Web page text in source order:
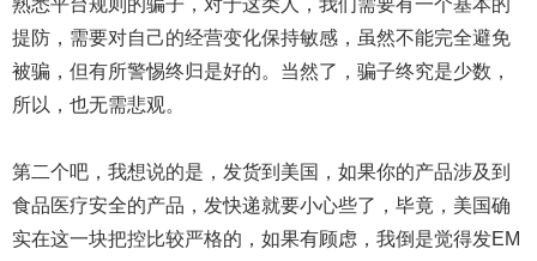
熟悉平台规则的骗子，对于这类人，我们需要有一个基本的
提防，需要对自己的经营变化保持敏感，虽然不能完全避免
被骗，但有所警惕终归是好的。当然了，骗子终究是少数，
所以，也无需悲观。
第二个吧，我想说的是，发货到美国，如果你的产品涉及到
食品医疗安全的产品，发快递就要小心些了，毕竟，美国确
实在这一块把控比较严格的，如果有顾虑，我倒是觉得发EM